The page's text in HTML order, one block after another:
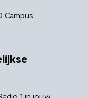
Campus